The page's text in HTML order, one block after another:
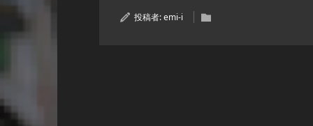
投稿者:emi-i